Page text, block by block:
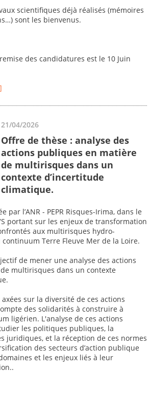
scientifiques déjà réalisés (mémoires
sont les bienvenus.
des candidatures est le 10 Juin
21/04/2026
Offre de thèse : analyse des
actions publiques en matière
de multirisques dans un
contexte d’incertitude
climatique.
par l’ANR - PEPR Risques-Irima, dans le
portant sur les enjeux de transformation
aux multirisques hydro-
Terre Fleuve Mer de la Loire.
de mener une analyse des actions
multirisques dans un contexte
sur la diversité de ces actions
des solidarités à construire à
ligérien. L'analyse de ces actions
les politiques publiques, la
juridiques, et la réception de ces normes
des secteurs d’action publique
et les enjeux liés à leur